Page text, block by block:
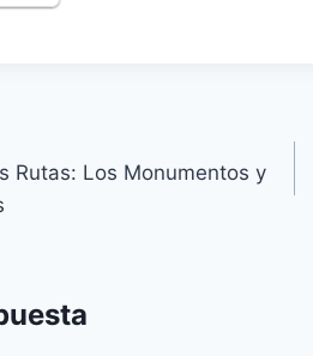
Rutas: Los Monumentos y